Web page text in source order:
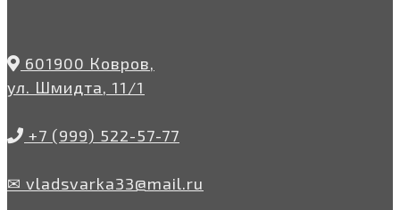
601900 Ковров,
ул. Шмидта, 11/1
+7 (999) 522-57-77
✉ vladsvarka33@mail.ru